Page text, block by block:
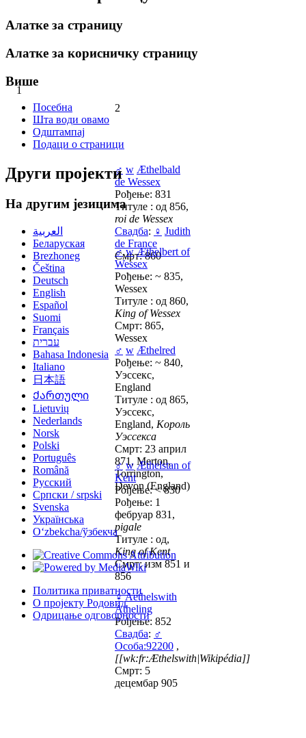
1
2
♂ w Æthelbald
de Wessex
Рођење: 831
Титуле : од 856,
roi de Wessex
Свадба: ♀ Judith
de France
Смрт: 860
♂ w Æthelbert of
Wessex
Рођење: ~ 835,
Wessex
Титуле : од 860,
King of Wessex
Смрт: 865,
Wessex
♂ w Æthelred
Рођење: ~ 840,
Уэссекс,
England
Титуле : од 865,
Уэссекс,
England, Король
Уэссекса
Смрт: 23 април
871, Merton,
Torrington,
Devon (England)
♂ w Æthelstan of
Kent
Рођење: < 830
Рођење: 1
фебруар 831,
pigale
Титуле : од,
King of Kent
Смрт: изм 851 и
856
♀Aethelswith
Atheling
Рођење: 852
Свадба: ♂
Особа:92200 ,
[[wk:fr:Æthelswith|Wikipédia]]
Смрт: 5
децембар 905
Алатке за страницу
Алатке за корисничку страницу
Више
Посебна
Шта води овамо
Одштампај
Подаци о страници
Други пројекти
На другим језицима
العربية
Беларуская
Brezhoneg
Čeština
Deutsch
English
Español
Suomi
Français
עברית
Bahasa Indonesia
Italiano
日本語
Ქართული
Lietuvių
Nederlands
Norsk
Polski
Português
Română
Русский
Српски / srpski
Svenska
Українська
Oʻzbekcha/ўзбекча
Политика приватности
О пројекту Родовид
Одрицање одговорности